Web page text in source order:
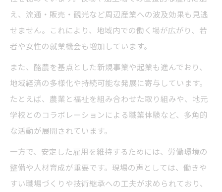
え、流通・販売・観光など周辺産業への波及効果も見逃
せません。これにより、地域内での働く場が広がり、若
者や女性の就業機会も増加しています。
また、酪農を基点とした新規事業や起業も進んでおり、
地域経済の多様化や持続可能な発展に寄与しています。
たとえば、農業と福祉を組み合わせた取り組みや、地元
学校とのコラボレーションによる職業体験など、多角的
な活動が展開されています。
一方で、安定した雇用を維持するためには、労働環境の
整備や人材育成が重要です。現場の声としては、働きや
すい職場づくりや技術継承への工夫が求められており、